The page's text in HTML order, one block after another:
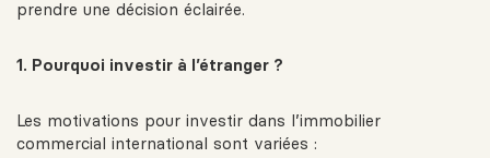
prendre une décision éclairée.
1. Pourquoi investir à l’étranger ?
Les motivations pour investir dans l’immobilier
commercial international sont variées :